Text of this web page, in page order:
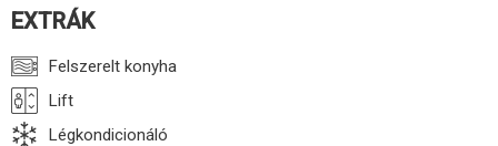
EXTRÁK
Felszerelt konyha
Lift
Légkondicionáló